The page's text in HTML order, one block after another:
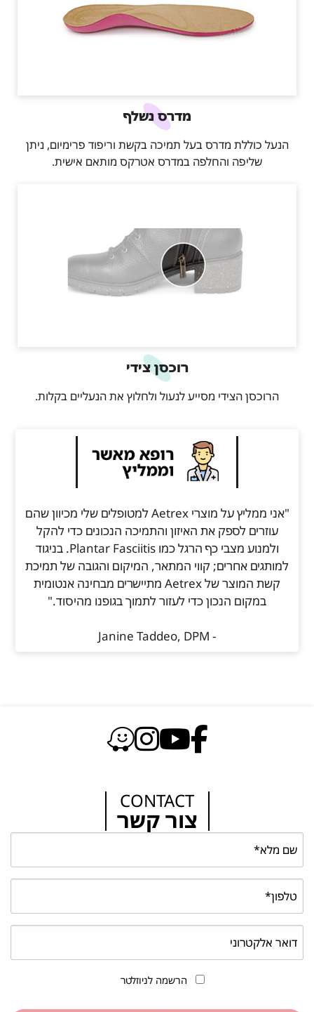
מדרס נשלף
הנעל כוללת מדרס בעל תמיכה בקשת וריפוד פרימיום, ניתן
שליפה והחלפה במדרס אטרקס מותאם אישית.
רוכסן צידי
הרוכסן הצידי מסייע לנעול ולחלוץ את הנעליים בקלות.
"אני ממליץ על מוצרי Aetrex למטופלים שלי מכיוון שהם
עוזרים לספק את האיזון והתמיכה הנכונים כדי להקל
ולמנוע מצבי כף הרגל כמו Plantar Fasciitis. בניגוד
למותגים אחרים; קווי המתאר, המיקום והגובה של תמיכת
קשת המוצר של Aetrex מתיישרים מבחינה אנטומית
במקום הנכון כדי לעזור לתמוך בגופנו מהיסוד."
- Janine Taddeo, DPM
CONTACT
צור קשר
הרשמה לניוזלטר